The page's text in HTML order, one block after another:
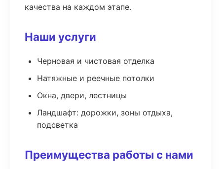
качества на каждом этапе.
Наши услуги
Черновая и чистовая отделка
Натяжные и реечные потолки
Окна, двери, лестницы
Ландшафт: дорожки, зоны отдыха,
подсветка
Преимущества работы с нами